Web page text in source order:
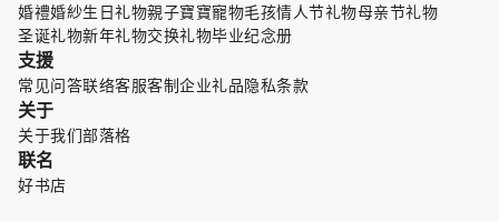
婚禮婚紗生日礼物親子寶寶寵物毛孩情人节礼物母亲节礼物
圣诞礼物新年礼物交换礼物毕业纪念册
支援
常见问答联络客服客制企业礼品隐私条款
关于
关于我们部落格
联名
好书店